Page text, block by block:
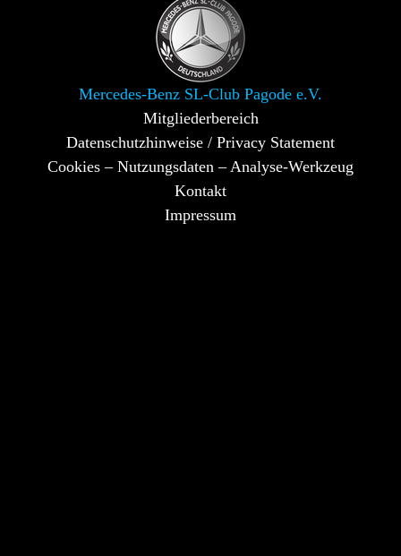
Mercedes-Benz SL-Club Pagode e.V.
Mitgliederbereich
Datenschutzhinweise / Privacy Statement
Cookies – Nutzungsdaten – Analyse-Werkzeug
Kontakt
Impressum